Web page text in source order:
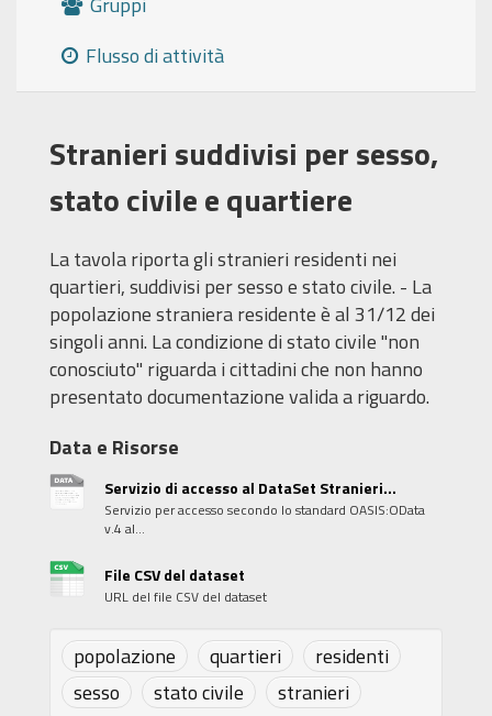
Flusso di attività
Stranieri suddivisi per sesso,
stato civile e quartiere
La tavola riporta gli stranieri residenti nei
quartieri, suddivisi per sesso e stato civile. - La
popolazione straniera residente è al 31/12 dei
singoli anni. La condizione di stato civile "non
conosciuto" riguarda i cittadini che non hanno
presentato documentazione valida a riguardo.
Data e Risorse
Servizio di accesso al DataSet Stranieri...
Servizio per accesso secondo lo standard OASIS:OData
v.4 al...
File CSV del dataset
URL del file CSV del dataset
popolazione quartieri
residenti
sesso
stato civile stranieri